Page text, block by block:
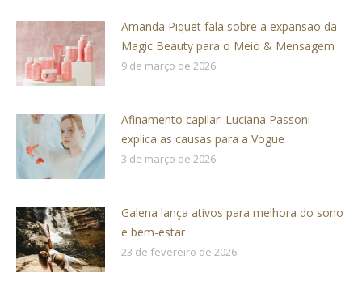
Amanda Piquet fala sobre a expansão da
Magic Beauty para o Meio & Mensagem
9 de março de 2026
Afinamento capilar: Luciana Passoni
explica as causas para a Vogue
3 de março de 2026
Galena lança ativos para melhora do sono
e bem-estar
23 de fevereiro de 2026